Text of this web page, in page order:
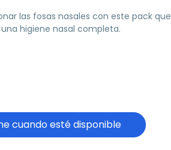
las fosas nasales con este pack que
higiene nasal completa.
cuando esté disponible